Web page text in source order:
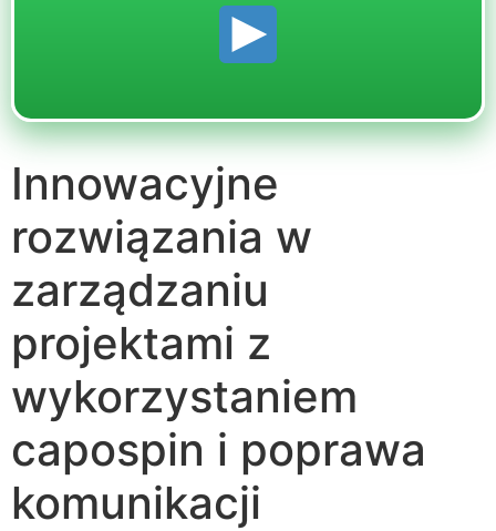
Innowacyjne
rozwiązania w
zarządzaniu
projektami z
wykorzystaniem
capospin i poprawa
komunikacji